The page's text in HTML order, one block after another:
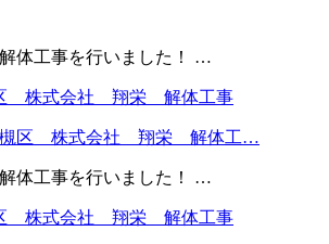
体工事を行いました！ …
槻区 株式会社 翔栄 解体工…
体工事を行いました！ …